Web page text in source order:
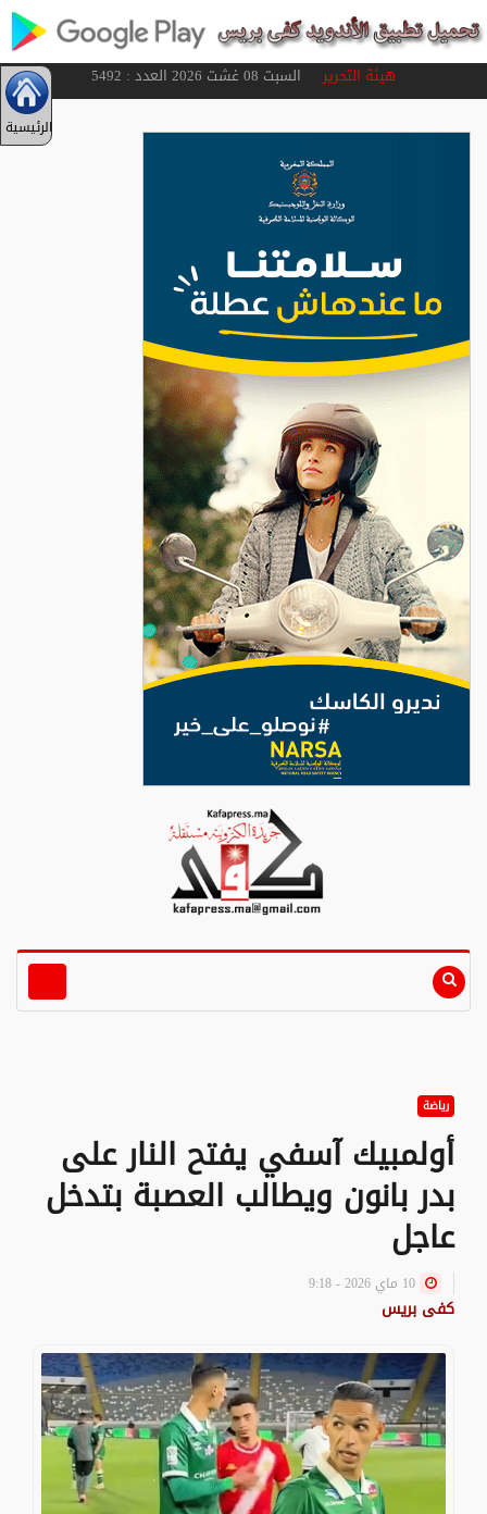
هيئة التحريرالسبت 08 غشت 2026 العدد : 5492
الرئيسية
رياضة
أولمبيك آسفي يفتح النار على
بدر بانون ويطالب العصبة بتدخل
عاجل
كفى بريس